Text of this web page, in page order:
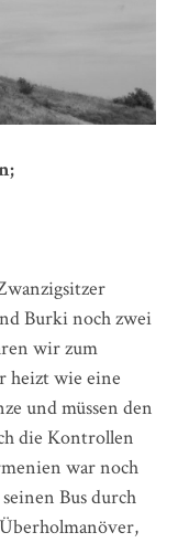
Burki noch zwei
wir zum
heizt wie eine
und müssen den
die Kontrollen
war noch
Bus durch